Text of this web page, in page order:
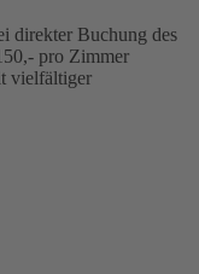
direkter Buchung des
pro Zimmer
vielfältiger